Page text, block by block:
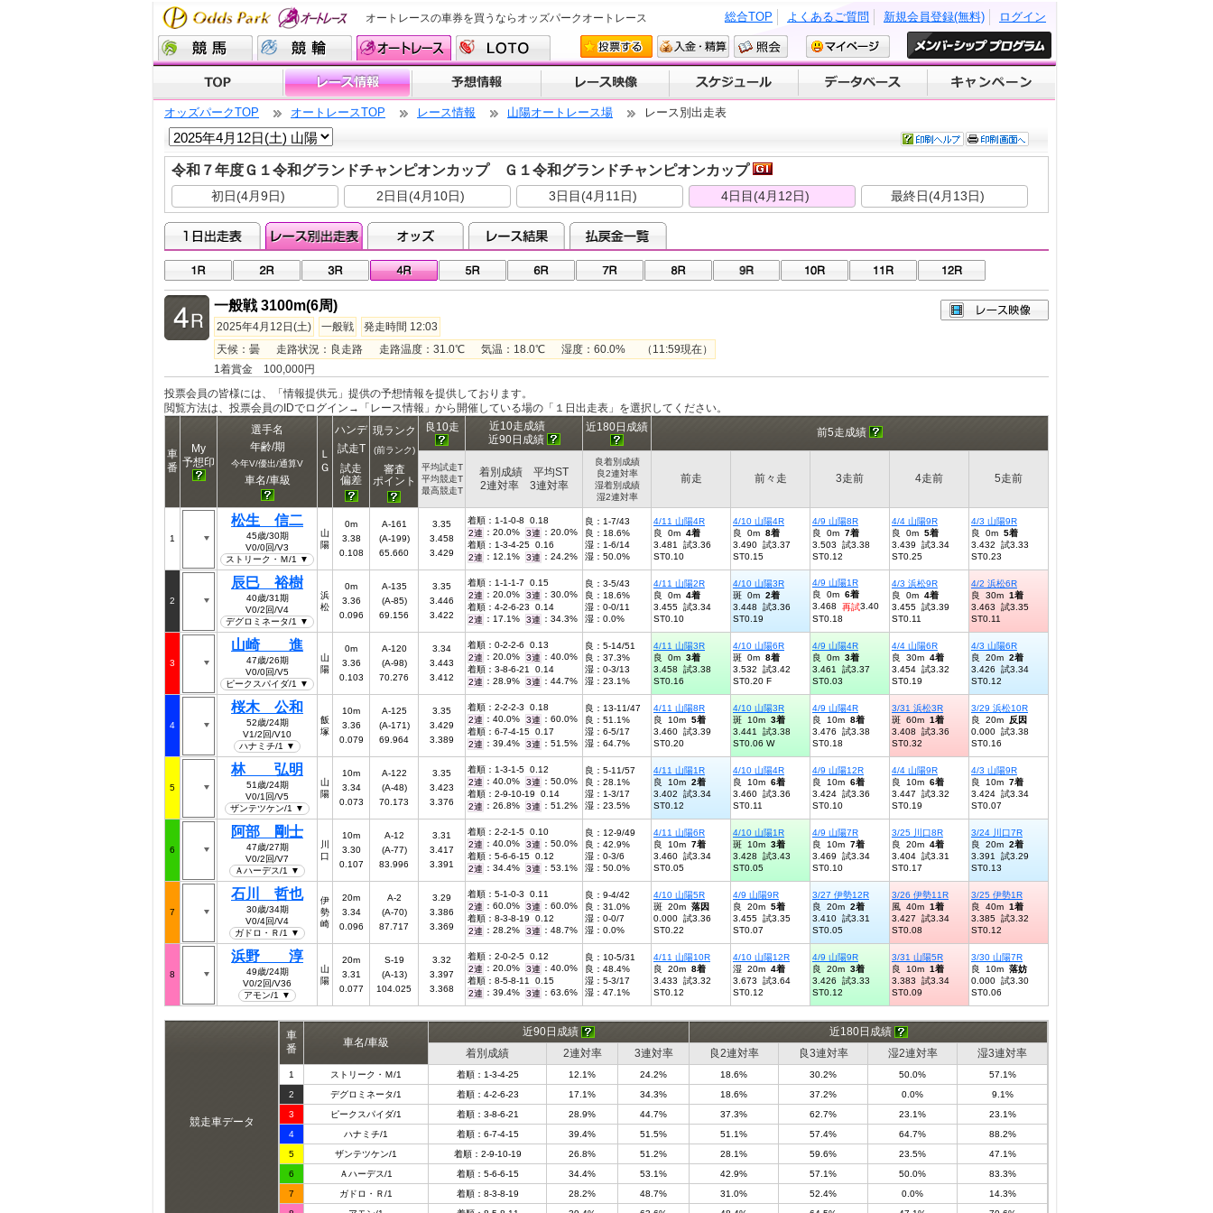
オートレースの車券を買うならオッズパークオートレース ログイン
新規会員登録(無料)
よくあるご質問
総合TOP
オッズパークTOP オートレースTOP レース情報 山陽オートレース場 レース別出走表
令和７年度Ｇ１令和グランドチャンピオンカップ Ｇ１令和グランドチャンピオンカップ
初日(4月9日) 2日目(4月10日) 3日目(4月11日) 4日目(4月12日) 最終日(4月13日)
一般戦 3100m(6周)
2025年4月12日(土) 一般戦
発走時間 12:03
天候：曇 走路状況：良走路 走路温度：31.0℃ 気温：18.0℃ 湿度：60.0% （11:59現在）
1着賞金 100,000円
投票会員の皆様には、「情報提供元」提供の予想情報を提供しております。
閲覧方法は、投票会員のIDでログイン→「レース情報」から開催している場の「１日出走表」を選択してください。
車
番
My
予想印
選手名
年齢/期
今年V/優出/通算V
車名/車級
Ｌ
Ｇ
ハンデ
試走T
試走
偏差
現ランク
(前ランク)
審査
ポイント
良10走
近10走成績
近90日成績
近180日成績 前5走成績
平均試走T
平均競走T
最高競走T
着別成績 平均ST
2連対率 3連対率
良着別成績
良2連対率
湿着別成績
湿2連対率
前走 前々走 3走前 4走前 5走前
1
松生 信二
45歳/30期
V0/0回/V3
ストリーク・Ｍ/1 ▼
山
陽
0m
3.38
0.108
A-161
(A-199)
65.660
3.35
3.458
3.429
着順：1-1-0-8 0.18
2連 ：20.0% 3連 ：20.0%
着順：1-3-4-25 0.16
2連 ：12.1% 3連 ：24.2%
良：1-7/43
良：18.6%
湿：1-6/14
湿：50.0%
4/11 山陽4R
良 0m 4着
3.481 試3.36
ST0.10
4/10 山陽4R
良 0m 8着
3.490 試3.37
ST0.15
4/9 山陽8R
良 0m 7着
3.503 試3.38
ST0.12
4/4 山陽9R
良 0m 5着
3.439 試3.34
ST0.25
4/3 山陽9R
良 0m 5着
3.432 試3.33
ST0.23
2
辰巳 裕樹
40歳/31期
V0/2回/V4
デグロミネータ/1 ▼
浜
松
0m
3.36
0.096
A-135
(A-85)
69.156
3.35
3.446
3.422
着順：1-1-1-7 0.15
2連 ：20.0% 3連 ：30.0%
着順：4-2-6-23 0.14
2連 ：17.1% 3連 ：34.3%
良：3-5/43
良：18.6%
湿：0-0/11
湿：0.0%
4/11 山陽2R
良 0m 4着
3.455 試3.34
ST0.10
4/10 山陽3R
斑 0m 2着
3.448 試3.36
ST0.19
4/9 山陽1R
良 0m 6着
3.468 再試3.40
ST0.18
4/3 浜松9R
良 0m 4着
3.455 試3.39
ST0.11
4/2 浜松6R
良 30m 1着
3.463 試3.35
ST0.11
3
山崎 進
47歳/26期
V0/0回/V5
ピークスパイダ/1 ▼
山
陽
0m
3.36
0.103
A-120
(A-98)
70.276
3.34
3.443
3.412
着順：0-2-2-6 0.13
2連 ：20.0% 3連 ：40.0%
着順：3-8-6-21 0.14
2連 ：28.9% 3連 ：44.7%
良：5-14/51
良：37.3%
湿：0-3/13
湿：23.1%
4/11 山陽3R
良 0m 3着
3.458 試3.38
ST0.16
4/10 山陽6R
斑 0m 8着
3.532 試3.42
ST0.20 F
4/9 山陽4R
良 0m 3着
3.461 試3.37
ST0.03
4/4 山陽6R
良 30m 4着
3.454 試3.32
ST0.19
4/3 山陽6R
良 20m 2着
3.426 試3.34
ST0.12
4
桜木 公和
52歳/24期
V1/2回/V10
ハナミチ/1 ▼
飯
塚
10m
3.36
0.079
A-125
(A-171)
69.964
3.35
3.429
3.389
着順：2-2-2-3 0.18
2連 ：40.0% 3連 ：60.0%
着順：6-7-4-15 0.17
2連 ：39.4% 3連 ：51.5%
良：13-11/47
良：51.1%
湿：6-5/17
湿：64.7%
4/11 山陽8R
良 10m 5着
3.460 試3.39
ST0.20
4/10 山陽3R
斑 10m 3着
3.441 試3.38
ST0.06 W
4/9 山陽4R
良 10m 8着
3.476 試3.38
ST0.18
3/31 浜松3R
斑 60m 1着
3.408 試3.36
ST0.32
3/29 浜松10R
良 20m 反因
0.000 試3.38
ST0.16
5
林 弘明
51歳/24期
V0/1回/V5
ザンテツケン/1 ▼
山
陽
10m
3.34
0.073
A-122
(A-48)
70.173
3.35
3.423
3.376
着順：1-3-1-5 0.12
2連 ：40.0% 3連 ：50.0%
着順：2-9-10-19 0.14
2連 ：26.8% 3連 ：51.2%
良：5-11/57
良：28.1%
湿：1-3/17
湿：23.5%
4/11 山陽1R
良 10m 2着
3.402 試3.34
ST0.12
4/10 山陽4R
良 10m 6着
3.460 試3.36
ST0.11
4/9 山陽12R
良 10m 6着
3.424 試3.36
ST0.10
4/4 山陽9R
良 10m 6着
3.447 試3.32
ST0.19
4/3 山陽9R
良 10m 7着
3.424 試3.34
ST0.07
6
阿部 剛士
47歳/27期
V0/2回/V7
Ａハーデス/1 ▼
川
口
10m
3.30
0.107
A-12
(A-77)
83.996
3.31
3.417
3.391
着順：2-2-1-5 0.10
2連 ：40.0% 3連 ：50.0%
着順：5-6-6-15 0.12
2連 ：34.4% 3連 ：53.1%
良：12-9/49
良：42.9%
湿：0-3/6
湿：50.0%
4/11 山陽6R
良 10m 7着
3.460 試3.34
ST0.05
4/10 山陽1R
斑 10m 3着
3.428 試3.43
ST0.05
4/9 山陽7R
良 10m 7着
3.469 試3.34
ST0.10
3/25 川口8R
良 20m 4着
3.404 試3.31
ST0.17
3/24 川口7R
良 20m 2着
3.391 試3.29
ST0.13
7
石川 哲也
30歳/34期
V0/4回/V4
ガドロ・Ｒ/1 ▼
伊
勢
崎
20m
3.34
0.096
A-2
(A-70)
87.717
3.29
3.386
3.369
着順：5-1-0-3 0.11
2連 ：60.0% 3連 ：60.0%
着順：8-3-8-19 0.12
2連 ：28.2% 3連 ：48.7%
良：9-4/42
良：31.0%
湿：0-0/7
湿：0.0%
4/10 山陽5R
斑 20m 落因
0.000 試3.36
ST0.22
4/9 山陽9R
良 20m 5着
3.455 試3.35
ST0.07
3/27 伊勢12R
良 20m 2着
3.410 試3.31
ST0.05
3/26 伊勢11R
風 40m 1着
3.427 試3.34
ST0.08
3/25 伊勢1R
良 40m 1着
3.385 試3.32
ST0.12
8
浜野 淳
49歳/24期
V0/2回/V36
アモン/1 ▼
山
陽
20m
3.31
0.077
S-19
(A-13)
104.025
3.32
3.397
3.368
着順：2-0-2-5 0.12
2連 ：20.0% 3連 ：40.0%
着順：8-5-8-11 0.15
2連 ：39.4% 3連 ：63.6%
良：10-5/31
良：48.4%
湿：5-3/17
湿：47.1%
4/11 山陽10R
良 20m 8着
3.433 試3.32
ST0.12
4/10 山陽12R
湿 20m 4着
3.673 試3.64
ST0.12
4/9 山陽9R
良 20m 3着
3.426 試3.33
ST0.12
3/31 山陽5R
良 10m 1着
3.383 試3.34
ST0.09
3/30 山陽7R
良 10m 落妨
0.000 試3.30
ST0.06
競走車データ
車
番
車名/車級
近90日成績
近180日成績
着別成績
2連対率 3連対率 良2連対率 良3連対率 湿2連対率 湿3連対率
1 ストリーク・Ｍ/1 着順：1-3-4-25 12.1% 24.2% 18.6% 30.2% 50.0%
57.1%
2
デグロミネータ/1 着順：4-2-6-23 17.1% 34.3% 18.6% 37.2% 0.0%
9.1%
3
ピークスパイダ/1 着順：3-8-6-21 28.9% 44.7% 37.3% 62.7% 23.1%
23.1%
4
ハナミチ/1 着順：6-7-4-15 39.4% 51.5% 51.1% 57.4% 64.7%
88.2%
5
ザンテツケン/1 着順：2-9-10-19 26.8% 51.2% 28.1% 59.6% 23.5%
47.1%
6
Ａハーデス/1 着順：5-6-6-15 34.4% 53.1% 42.9% 57.1% 50.0%
83.3%
7
ガドロ・Ｒ/1 着順：8-3-8-19 28.2% 48.7% 31.0% 52.4% 0.0%
14.3%